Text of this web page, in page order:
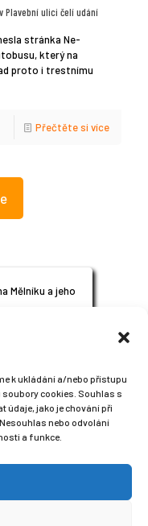
k ukládání a/nebo přístupu
cookies. Souhlas s
údaje, jako je chování při
nebo odvolání
a funkce.
Plavební ulici čelí udání
stránka Ne-
který na
proto i trestnímu
Přečtěte si více
Mělníku a jeho
sítích